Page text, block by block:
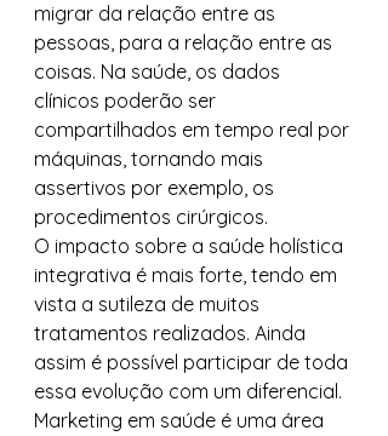
migrar da relação entre as
pessoas, para a relação entre as
coisas. Na saúde, os dados
clínicos poderão ser
compartilhados em tempo real por
máquinas, tornando mais
assertivos por exemplo, os
procedimentos cirúrgicos.
O impacto sobre a saúde holística
integrativa é mais forte, tendo em
vista a sutileza de muitos
tratamentos realizados. Ainda
assim é possível participar de toda
essa evolução com um diferencial.
Marketing em saúde é uma área